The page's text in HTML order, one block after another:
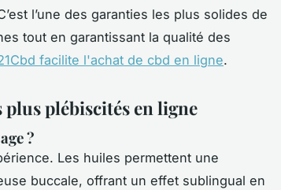
l’une des garanties les plus solides de
tout en garantissant la qualité des
facilite l'achat de cbd en ligne.
plébiscités en ligne
?
Les huiles permettent une
buccale, offrant un effet sublingual en